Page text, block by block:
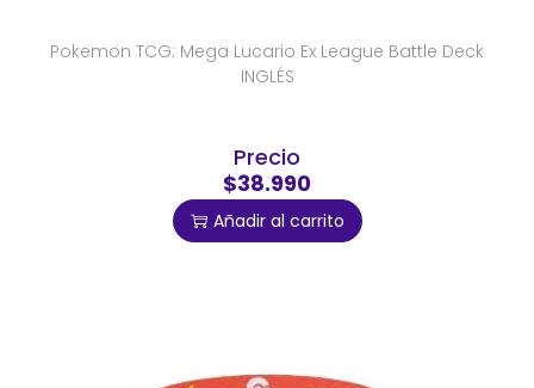
Pokemon TCG: Mega Lucario Ex League Battle Deck
INGLÉS
Precio
$38.990
Añadir al carrito